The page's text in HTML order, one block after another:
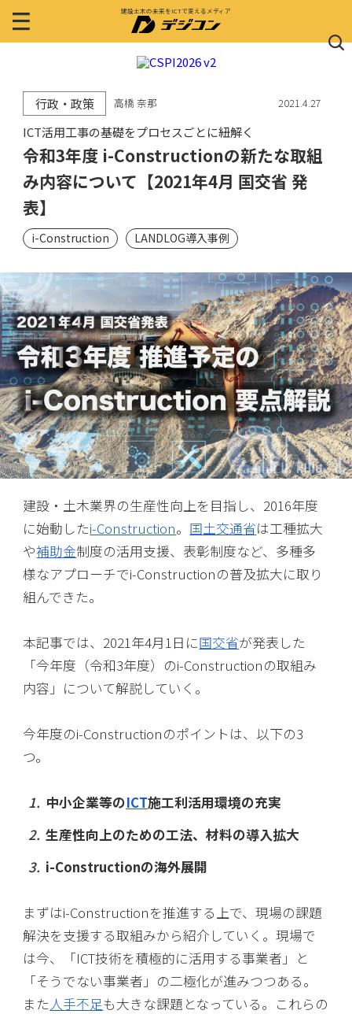
建設土木の未来をICTで変えるメディア
行政・政策 高橋 奈那 2021.4.27
ICT活用工事の基礎をプロセスごとに紐解く
令和3年度 i-Constructionの新たな取組
み内容について【2021年4月 国交省 発
表】
i-Construction LANDLOG導入事例
建設・土木業界の生産性向上を目指し、2016年度
に始動したi-Construction。 国土交通省は工種拡大
や補助金制度の活用支援、表彰制度など、多種多
様なアプローチでi-Constructionの普及拡大に取り
組んできた。
本記事では、2021年4月1日に国交省が発表した
「今年度（令和3年度）のi-Constructionの取組み
内容」について解説していく。
今年度のi-Constructionのポイントは、以下の3
つ。
中小企業等のICT施工利活用環境の充実
生産性向上のための工法、材料の導入拡大
i-Constructionの海外展開
まずはi-Constructionを推進する上で、現場の課題
解決を支援する取組みから紹介していく。現場で
は今、「ICT技術を積極的に活用する事業者」と
「そうでない事業者」の二極化が進みつつある。
また人手不足も大きな課題となっている。これらの